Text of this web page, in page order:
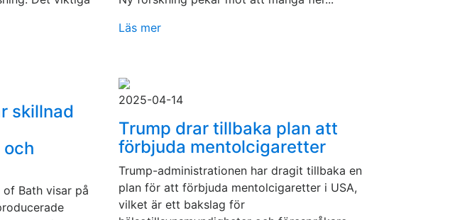
Läs mer
skillnad
Bath visar på
2025-04-14
Trump drar tillbaka plan att
förbjuda mentolcigaretter
Trump-administrationen har dragit tillbaka en
plan för att förbjuda mentolcigaretter i USA,
vilket är ett bakslag för